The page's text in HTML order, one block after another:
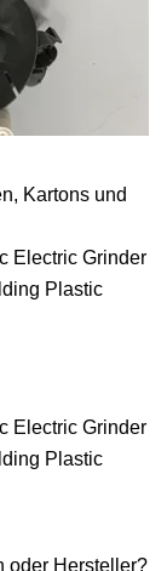
Kartons und
oder Hersteller?